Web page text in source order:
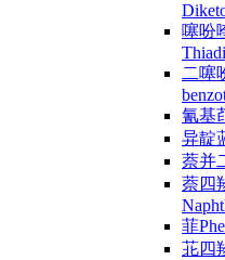
噻吩
二噻
氰基
异靛
萘并
萘四
菲
苝四